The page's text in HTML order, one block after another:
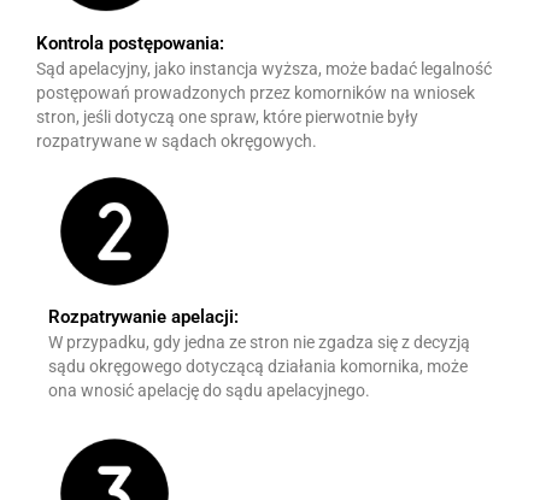
Kontrola postępowania:
Sąd apelacyjny, jako instancja wyższa, może badać legalność
postępowań prowadzonych przez komorników na wniosek
stron, jeśli dotyczą one spraw, które pierwotnie były
rozpatrywane w sądach okręgowych.
Rozpatrywanie apelacji:
W przypadku, gdy jedna ze stron nie zgadza się z decyzją
sądu okręgowego dotyczącą działania komornika, może
ona wnosić apelację do sądu apelacyjnego.